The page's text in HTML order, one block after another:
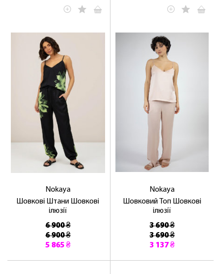
Nokaya
Шовкові Штани Шовкові
ілюзії
6 900 ₴
6 900 ₴
5 865 ₴
Nokaya
Шовковий Топ Шовкові
ілюзії
3 690 ₴
3 690 ₴
3 137 ₴